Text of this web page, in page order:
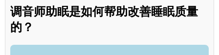
调音师助眠是如何帮助改善睡眠质量
的？